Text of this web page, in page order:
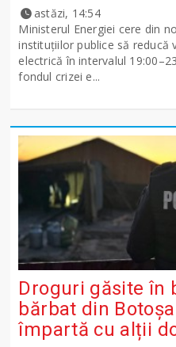
astăzi, 14:54
Ministerul Energiei cere din
instituțiilor publice să reducă
electrică în intervalul
fondul crizei e...
Droguri găsite în
bărbat din
împartă cu alții